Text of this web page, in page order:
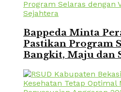
Bappeda Minta
Pastikan Program
Bangkit, Maju dan